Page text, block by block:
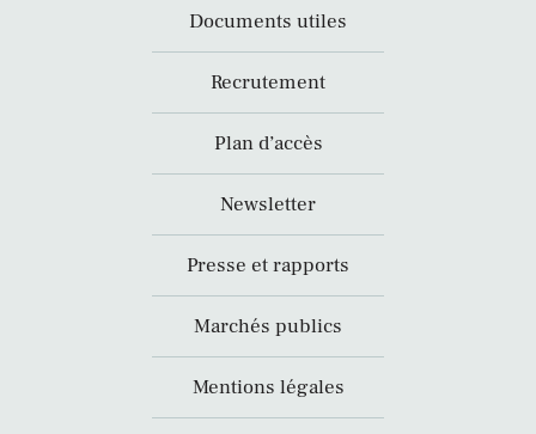
Documents utiles
Recrutement
Plan d’accès
Newsletter
Presse et rapports
Marchés publics
Mentions légales